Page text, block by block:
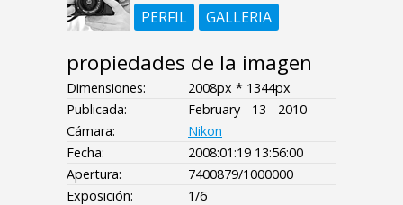
PERFIL
GALLERIA
propiedades de la imagen
Dimensiones:
2008px * 1344px
Publicada:
February - 13 - 2010
Cámara:
Nikon
Fecha:
2008:01:19 13:56:00
Apertura:
7400879/1000000
Exposición:
1/6